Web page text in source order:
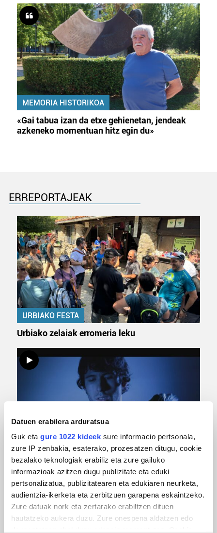
Datuen erabilera arduratsua
Guk eta gure 1022 kideek sure informacio pertsonala,
zure IP zenbakia, esaterako, prozesatzen ditugu, cookie
bezalako teknologiak erabiliz eta zure gailuko
informazioak azitzen dugu publizitate eta eduki
pertsonalizatua, publizitatearen eta edukiaren neurketa,
audientzia-ikerketa eta zerbitzuen garapena eskaintzeko.
Zure datuak nork eta zertarako erabiltzen dituen
hautatzeko aukera duzu. Zure onespena aldatzen edo
MEMORIA HISTORIKOA
«Gai tabua izan da etxe gehienetan, jendeak
azkeneko momentuan hitz egin du»
ERREPORTAJEAK
URBIAKO FESTA
Urbiako zelaiak erromeria leku
MUSIKA
Odik berria ezagutzeko aukera 'KimiK' eta
'Amaaaa!' abestiekin